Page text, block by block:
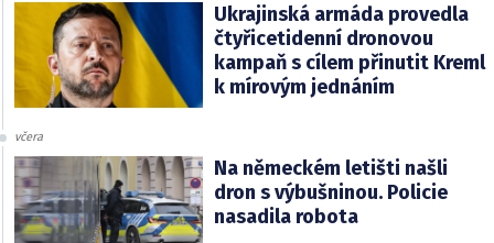
Ukrajinská armáda provedla
čtyřicetidenní dronovou
kampaň s cílem přinutit Kreml
k mírovým jednáním
včera
Na německém letišti našli
dron s výbušninou. Policie
nasadila robota